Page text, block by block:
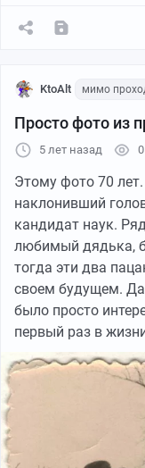
KtoAlt мимо
Просто фото из
5 лет назад 0
Этому фото 70
наклонивший
кандидат наук.
любимый дядька,
тогда эти два
своем будущем.
было просто
первый раз в